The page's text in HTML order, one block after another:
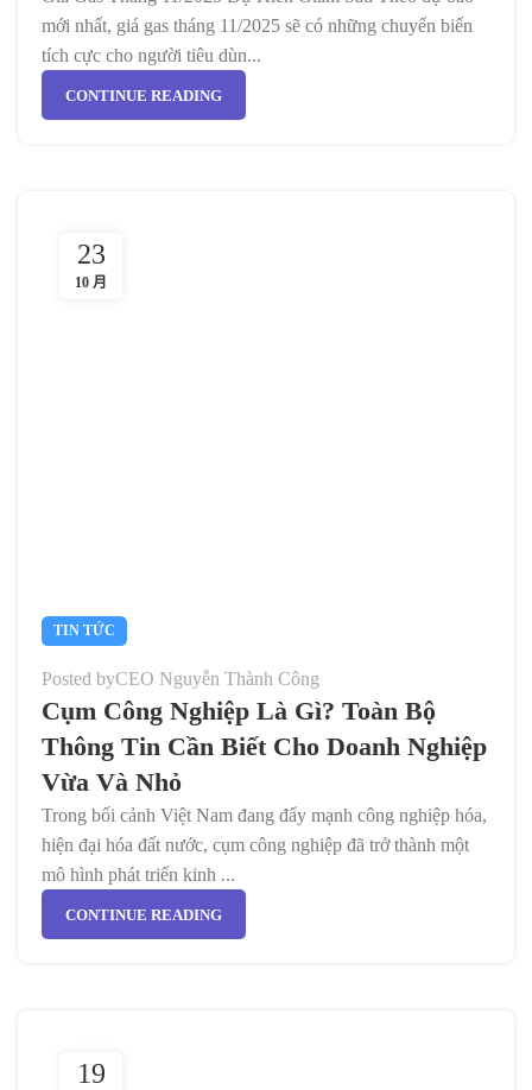
mới nhất, giá gas tháng 11/2025 sẽ có những chuyển biến
tích cực cho người tiêu dùn...
CONTINUE READING
23
10 月
TIN TỨC
Posted byCEO Nguyễn Thành Công
Cụm Công Nghiệp Là Gì? Toàn Bộ
Thông Tin Cần Biết Cho Doanh Nghiệp
Vừa Và Nhỏ
Trong bối cảnh Việt Nam đang đẩy mạnh công nghiệp hóa,
hiện đại hóa đất nước, cụm công nghiệp đã trở thành một
mô hình phát triển kinh ...
CONTINUE READING
19